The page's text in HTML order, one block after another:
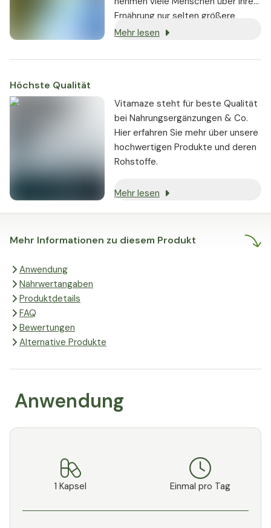
Ernährung nur selten größere
Mengen an Omega-3-Fettsäuren
westlichen Ernährung, die in der
Mehr lesen
Höchste Qualität
Vitamaze steht für beste Qualität
bei Nahrungsergänzungen & Co.
Hier erfahren Sie mehr über unsere
hochwertigen Produkte und deren
Rohstoffe.
Mehr lesen
Mehr Informationen zu diesem Produkt
Anwendung
Nährwertangaben
Produktdetails
FAQ
Bewertungen
Alternative Produkte
Anwendung
1 Kapsel Einmal pro Tag